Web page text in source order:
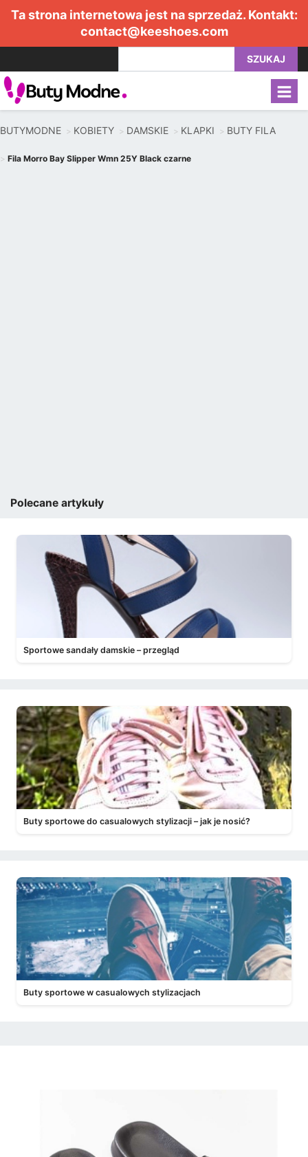
Ta strona internetowa jest na sprzedaż. Kontakt:
contact@keeshoes.com
SZUKAJ
BUTYMODNE KOBIETY DAMSKIE KLAPKI BUTY FILA
Fila Morro Bay Slipper Wmn 25Y Black czarne
Polecane artykuły
Sportowe sandały damskie – przegląd
Buty sportowe do casualowych stylizacji – jak je nosić?
Buty sportowe w casualowych stylizacjach